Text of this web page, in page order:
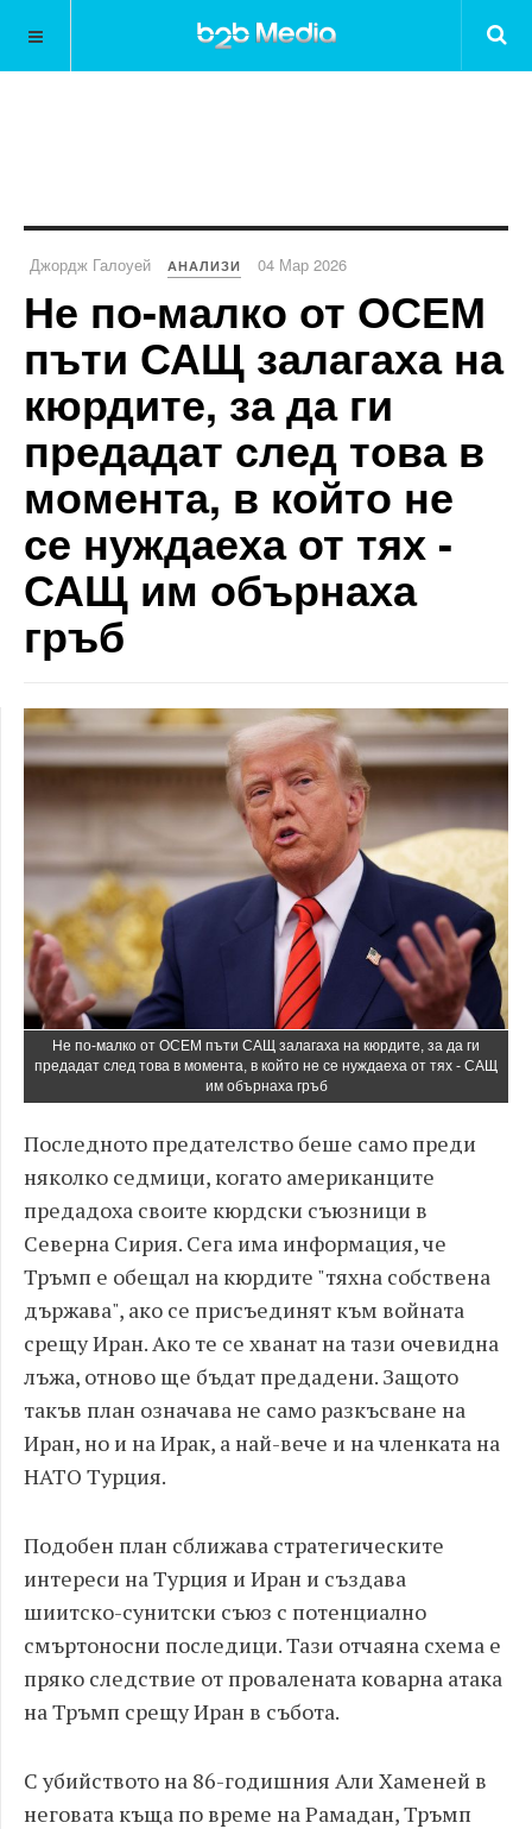
Джордж Галоуей АНАЛИЗИ 04 Мар 2026
Не по-малко от ОСЕМ
пъти САЩ залагаха на
кюрдите, за да ги
предадат след това в
момента, в който не
се нуждаеха от тях -
САЩ им обърнаха
гръб
Не по-малко от ОСЕМ пъти САЩ залагаха на кюрдите, за да ги
предадат след това в момента, в който не се нуждаеха от тях - САЩ
им обърнаха гръб
Последното предателство беше само преди
няколко седмици, когато американците
предадоха своите кюрдски съюзници в
Северна Сирия. Сега има информация, че
Тръмп е обещал на кюрдите "тяхна собствена
държава", ако се присъединят към войната
срещу Иран. Ако те се хванат на тази очевидна
лъжа, отново ще бъдат предадени. Защото
такъв план означава не само разкъсване на
Иран, но и на Ирак, а най-вече и на членката на
НАТО Турция.
Подобен план сближава стратегическите
интереси на Турция и Иран и създава
шиитско-сунитски съюз с потенциално
смъртоносни последици. Тази отчаяна схема е
пряко следствие от провалената коварна атака
на Тръмп срещу Иран в събота.
С убийството на 86-годишния Али Хаменей в
неговата къща по време на Рамадан, Тръмп